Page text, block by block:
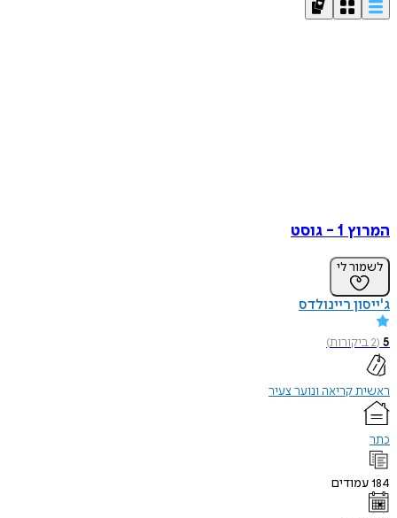
המרוץ 1 - גוסט
לשמור לי
ג'ייסון ריינולדס
5
(
2ביקורות)
ראשית קריאה ונוער צעיר
כתר
184עמודים